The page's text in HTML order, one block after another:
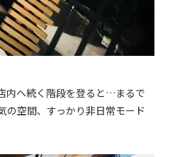
内へ続く階段を登ると…まるで
の空間、すっかり非日常モード